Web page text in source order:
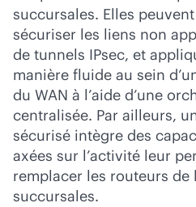
succursales. Elles
sécuriser les liens non
de tunnels IPsec, et
manière fluide au sein
du WAN à l’aide d’une
centralisée. Par ailleurs,
sécurisé intègre des
axées sur l’activité leur
remplacer les routeurs de
succursales.